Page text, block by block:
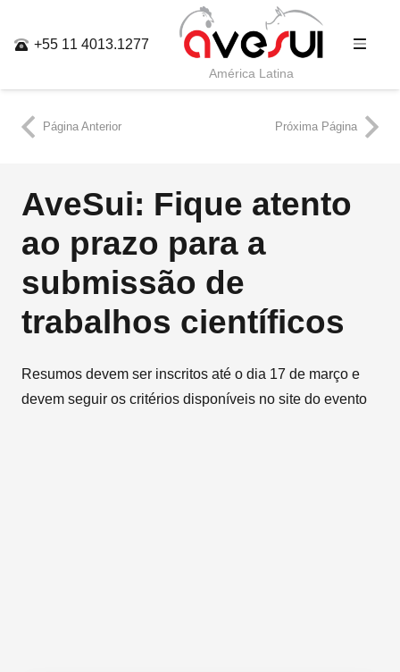
+55 11 4013.1277
América Latina
Página Anterior Próxima Página
AveSui: Fique atento
ao prazo para a
submissão de
trabalhos científicos
Resumos devem ser inscritos até o dia 17 de março e
devem seguir os critérios disponíveis no site do evento